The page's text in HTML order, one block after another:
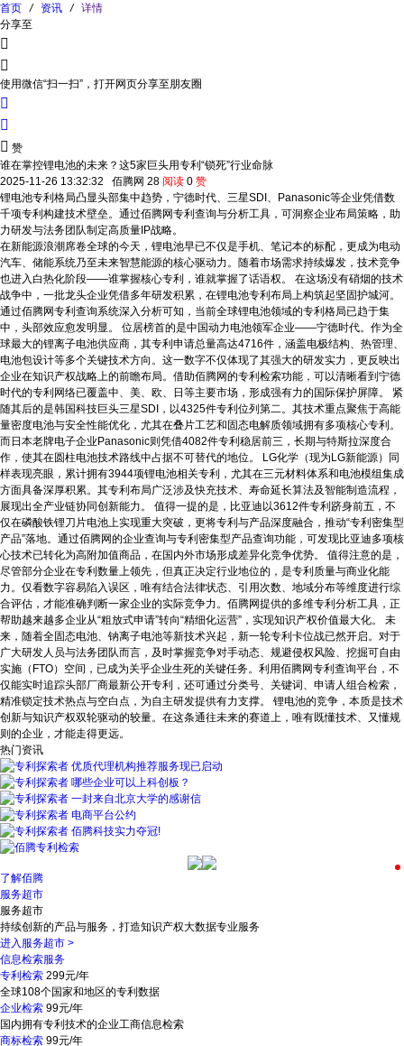
首页 / 资讯 /
详情
分享至


使用微信“扫一扫”，打开网页分享至朋友圈


 赞
谁在掌控锂电池的未来？这5家巨头用专利“锁死”行业命脉
2025-11-26 13:32:32
佰腾网 28 阅读 0 赞
锂电池专利格局凸显头部集中趋势，宁德时代、三星SDI、Panasonic等企业凭借数
千项专利构建技术壁垒。通过佰腾网专利查询与分析工具，可洞察企业布局策略，助
力研发与法务团队制定高质量IP战略。
在新能源浪潮席卷全球的今天，锂电池早已不仅是手机、笔记本的标配，更成为电动
汽车、储能系统乃至未来智慧能源的核心驱动力。随着市场需求持续爆发，技术竞争
也进入白热化阶段——谁掌握核心专利，谁就掌握了话语权。 在这场没有硝烟的技术
战争中，一批龙头企业凭借多年研发积累，在锂电池专利布局上构筑起坚固护城河。
通过佰腾网专利查询系统深入分析可知，当前全球锂电池领域的专利格局已趋于集
中，头部效应愈发明显。 位居榜首的是中国动力电池领军企业——宁德时代。作为全
球最大的锂离子电池供应商，其专利申请总量高达4716件，涵盖电极结构、热管理、
电池包设计等多个关键技术方向。这一数字不仅体现了其强大的研发实力，更反映出
企业在知识产权战略上的前瞻布局。借助佰腾网的专利检索功能，可以清晰看到宁德
时代的专利网络已覆盖中、美、欧、日等主要市场，形成强有力的国际保护屏障。 紧
随其后的是韩国科技巨头三星SDI，以4325件专利位列第二。其技术重点聚焦于高能
量密度电池与安全性能优化，尤其在叠片工艺和固态电解质领域拥有多项核心专利。
而日本老牌电子企业Panasonic则凭借4082件专利稳居前三，长期与特斯拉深度合
作，使其在圆柱电池技术路线中占据不可替代的地位。 LG化学（现为LG新能源）同
样表现亮眼，累计拥有3944项锂电池相关专利，尤其在三元材料体系和电池模组集成
方面具备深厚积累。其专利布局广泛涉及快充技术、寿命延长算法及智能制造流程，
展现出全产业链协同创新能力。 值得一提的是，比亚迪以3612件专利跻身前五，不
仅在磷酸铁锂刀片电池上实现重大突破，更将专利与产品深度融合，推动“专利密集型
产品”落地。通过佰腾网的企业查询与专利密集型产品查询功能，可发现比亚迪多项核
心技术已转化为高附加值商品，在国内外市场形成差异化竞争优势。 值得注意的是，
尽管部分企业在专利数量上领先，但真正决定行业地位的，是专利质量与商业化能
力。仅看数字容易陷入误区，唯有结合法律状态、引用次数、地域分布等维度进行综
合评估，才能准确判断一家企业的实际竞争力。佰腾网提供的多维专利分析工具，正
帮助越来越多企业从“粗放式申请”转向“精细化运营”，实现知识产权价值最大化。 未
来，随着全固态电池、钠离子电池等新技术兴起，新一轮专利卡位战已然开启。对于
广大研发人员与法务团队而言，及时掌握竞争对手动态、规避侵权风险、挖掘可自由
实施（FTO）空间，已成为关乎企业生死的关键任务。利用佰腾网专利查询平台，不
仅能实时追踪头部厂商最新公开专利，还可通过分类号、关键词、申请人组合检索，
精准锁定技术热点与空白点，为自主研发提供有力支撑。 锂电池的竞争，本质是技术
创新与知识产权双轮驱动的较量。在这条通往未来的赛道上，唯有既懂技术、又懂规
则的企业，才能走得更远。
热门资讯
优质代理机构推荐服务现已启动
哪些企业可以上科创板？
一封来自北京大学的感谢信
电商平台公约
佰腾科技实力夺冠!
了解佰腾
服务超市
服务超市
持续创新的产品与服务，打造知识产权大数据专业服务
进入服务超市 >
信息检索服务
专利检索 299元/年
全球108个国家和地区的专利数据
企业检索 99元/年
国内拥有专利技术的企业工商信息检索
商标检索 99元/年